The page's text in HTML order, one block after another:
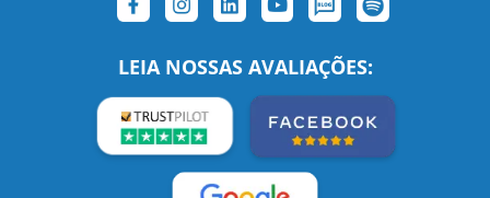
LEIA NOSSAS AVALIAÇÕES: